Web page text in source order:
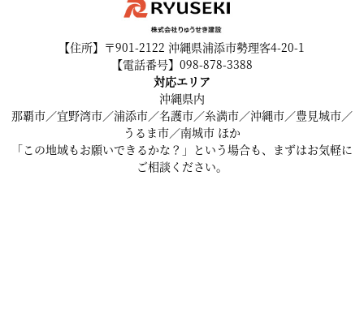
【住所】〒901-2122 沖縄県浦添市勢理客4-20-1
【電話番号】098-878-3388
対応エリア
沖縄県内
那覇市／宜野湾市／浦添市／名護市／糸満市／沖縄市／豊見城市／
うるま市／南城市 ほか
「この地域もお願いできるかな？」という場合も、まずはお気軽に
ご相談ください。